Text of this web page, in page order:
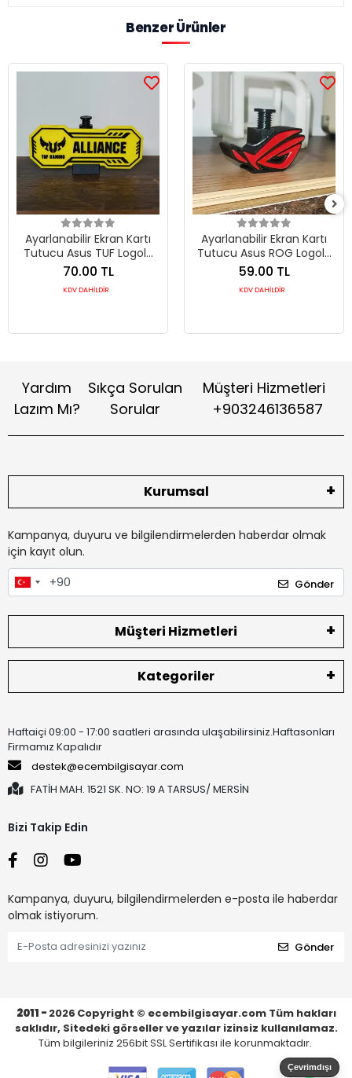
Benzer Ürünler
Ayarlanabilir Ekran Kartı
Tutucu Asus TUF Logolu
GPU Destek Aparatı
70.00 TL
KDV DAHİLDİR
Ayarlanabilir Ekran Kartı
Tutucu Asus ROG Logolu
Mini GPU Destek Aparatı
59.00 TL
KDV DAHİLDİR
Yardım
Lazım Mı?
Sıkça Sorulan
Sorular
Müşteri Hizmetleri
+903246136587
Kurumsal
Kampanya, duyuru ve bilgilendirmelerden haberdar olmak
için kayıt olun.
Gönder
Müşteri Hizmetleri
Kategoriler
Haftaiçi 09:00 - 17:00 saatleri arasında ulaşabilirsiniz.Haftasonları
Firmamız Kapalıdır
destek@ecembilgisayar.com
FATİH MAH. 1521 SK. NO: 19 A TARSUS/ MERSİN
Bizi Takip Edin
Kampanya, duyuru, bilgilendirmelerden e-posta ile haberdar
olmak istiyorum.
Gönder
2011 - 2026 Copyright © ecembilgisayar.com Tüm hakları
saklıdır, Sitedeki görseller ve yazılar izinsiz kullanılamaz.
Tüm bilgileriniz 256bit SSL Sertifikası ile korunmaktadır.
Çevrimdışı